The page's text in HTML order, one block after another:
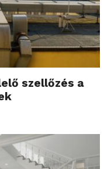
szellőzés a